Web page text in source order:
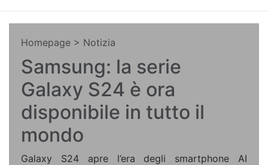
Homepage > Notizia
Samsung: la serie
Galaxy S24 è ora
disponibile in tutto il
mondo
Galaxy S24 apre l’era degli smartphone AI